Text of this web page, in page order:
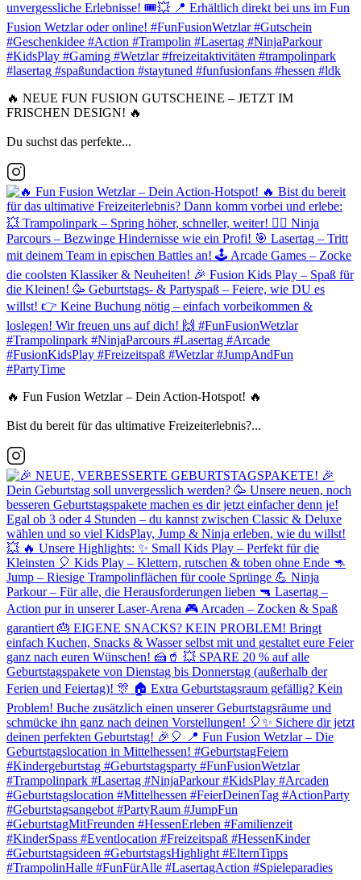
🔥 NEUE FUN FUSION GUTSCHEINE – JETZT IM
FRISCHEN DESIGN! 🔥
Du suchst das perfekte...
🔥 Fun Fusion Wetzlar – Dein Action-Hotspot! 🔥
Bist du bereit für das ultimative Freizeiterlebnis?...